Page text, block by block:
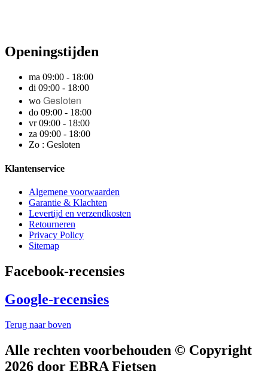
Openingstijden
ma 09:00 - 18:00
di 09:00 - 18:00
wo Gesloten
do 09:00 - 18:00
vr 09:00 - 18:00
za 09:00 - 18:00
Zo : Gesloten
Klantenservice
Algemene voorwaarden
Garantie & Klachten
Levertijd en verzendkosten
Retourneren
Privacy Policy
Sitemap
Facebook-recensies
Google-recensies
Terug naar boven
Alle rechten voorbehouden © Copyright
2026 door EBRA Fietsen